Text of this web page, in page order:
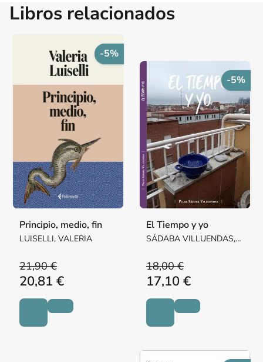
Libros relacionados
-5%
Principio, medio, fin
LUISELLI, VALERIA
21,90 €
20,81 €
-5%
El Tiempo y yo
SÁDABA VILLUENDAS,
18,00 €
17,10 €